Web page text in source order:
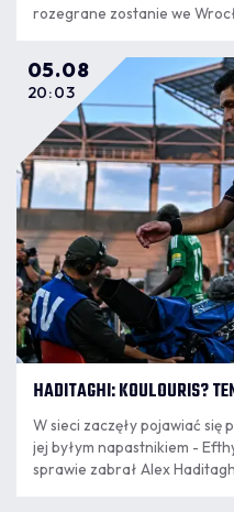
rozegrane zostanie we
05.08
20:03
HADITAGHI: KOULOURIS?
W sieci zaczęły pojawiać się
jej byłym napastnikiem -
sprawie zabrał Alex